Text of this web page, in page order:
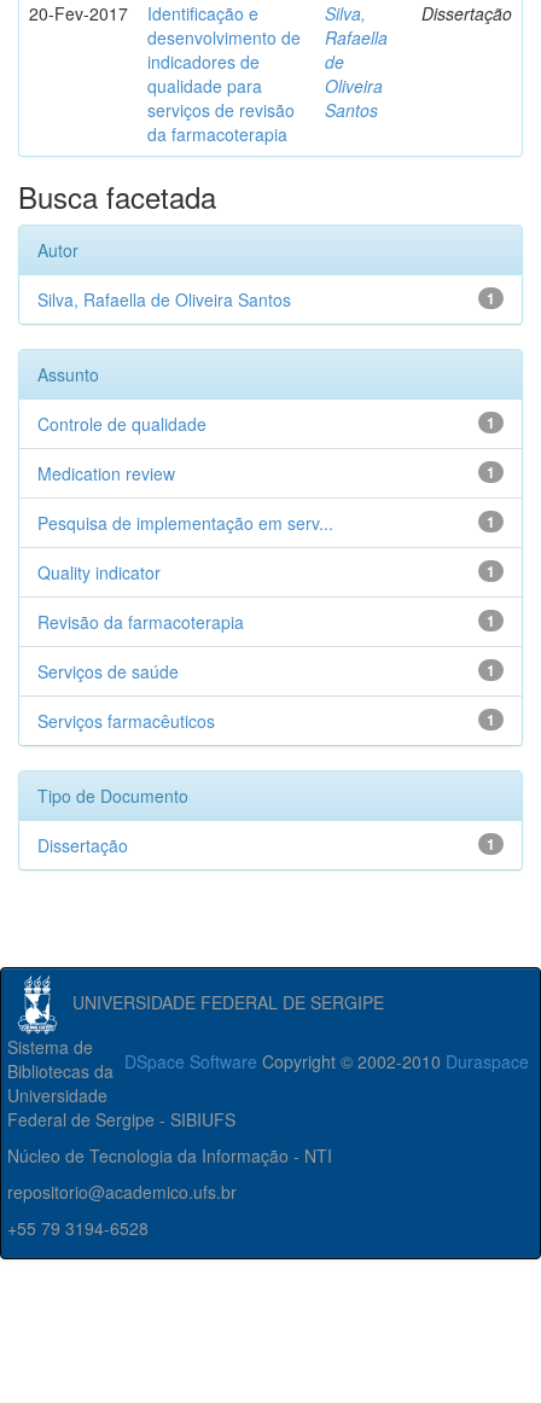
20-Fev-2017
Identificação e
desenvolvimento de
indicadores de
qualidade para
serviços de revisão
da farmacoterapia
Silva,
Rafaella
de
Oliveira
Santos
Dissertação
Busca facetada
Autor
1
Silva, Rafaella de Oliveira Santos
Assunto
1
Controle de qualidade
1
Medication review
1
Pesquisa de implementação em serv...
1
Quality indicator
1
Revisão da farmacoterapia
1
Serviços de saúde
1
Serviços farmacêuticos
Tipo de Documento
1
Dissertação
UNIVERSIDADE FEDERAL DE SERGIPE
DSpace Software Copyright © 2002-2010 Duraspace
Sistema de
Bibliotecas da
Universidade
Federal de Sergipe - SIBIUFS
Núcleo de Tecnologia da Informação - NTI
repositorio@academico.ufs.br
+55 79 3194-6528